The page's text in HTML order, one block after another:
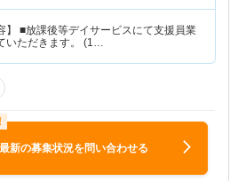
】 ■放課後等デイサービスにて支援員業
いただきます。 (1…
最新の募集状況を問い合わせる